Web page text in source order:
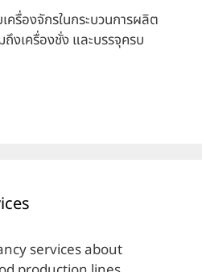
ครื่องจักรในกระบวนการผลิต
งเครื่องชั่ง และบรรจุครบ
services about